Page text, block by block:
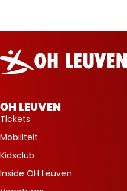
Oud-
Heverlee
Leuven
OH LEUVEN
Tickets
Mobiliteit
Kidsclub
Inside OH Leuven